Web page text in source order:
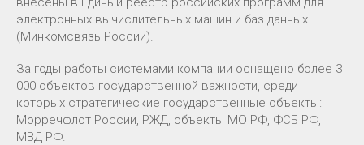
электронных вычислительных машин и баз данных
(Минкомсвязь России).
За годы работы системами компании оснащено более 3
000 объектов государственной важности, среди
которых стратегические государственные объекты:
Морречфлот России, РЖД, объекты МО РФ, ФСБ РФ,
МВД РФ.